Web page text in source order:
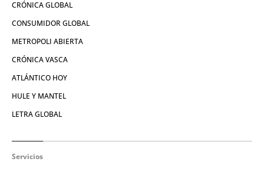
CRÓNICA GLOBAL
CONSUMIDOR GLOBAL
METROPOLI ABIERTA
CRÓNICA VASCA
ATLÁNTICO HOY
HULE Y MANTEL
LETRA GLOBAL
Servicios